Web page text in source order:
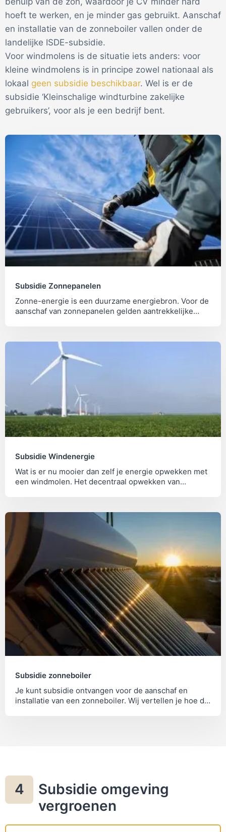
hoeft te werken, en je minder gas gebruikt. Aanschaf
en installatie van de zonneboiler vallen onder de
landelijke ISDE-subsidie.
Voor windmolens is de situatie iets anders: voor
kleine windmolens is in principe zowel nationaal als
lokaal geen subsidie beschikbaar. Wel is er de
subsidie ‘Kleinschalige windturbine zakelijke
gebruikers’, voor als je een bedrijf bent.
Subsidie Zonnepanelen
Zonne-energie is een duurzame energiebron. Voor de
aanschaf van zonnepanelen gelden aantrekkelijke
Subsidie Windenergie
Wat is er nu mooier dan zelf je energie opwekken met
een windmolen. Het decentraal opwekken van
Subsidie zonneboiler
Je kunt subsidie ontvangen voor de aanschaf en
installatie van een zonneboiler. Wij vertellen je hoe dit
4
Subsidie omgeving
vergroenen